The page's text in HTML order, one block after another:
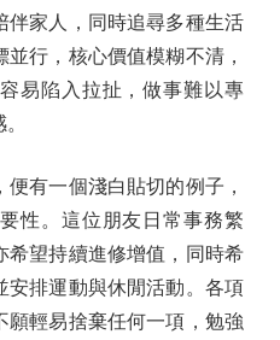
伴家人，同時追尋多種生活
行，核心價值模糊不清，
易陷入拉扯，做事難以專
有一個淺白貼切的例子，
性。這位朋友日常事務繁
希望持續進修增值，同時希
安排運動與休閒活動。各項
願輕易捨棄任何一項，勉強